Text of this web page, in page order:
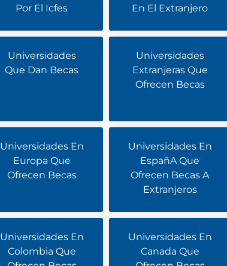
Por El Icfes
En El Extranjero
Universidades
Que Dan Becas
Universidades
Extranjeras Que
Ofrecen Becas
Universidades En
Europa Que
Ofrecen Becas
Universidades En
EspañA Que
Ofrecen Becas A
Extranjeros
Universidades En
Colombia Que
Universidades En
Canada Que